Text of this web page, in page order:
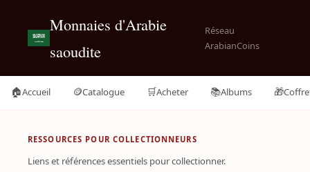
Monnaies d'Arabie
saoudite
Réseau
ArabianCoins
🏠Accueil 🪙Catalogue 🛒Acheter 📚Albums 🎁
RESSOURCES POUR COLLECTIONNEURS
Liens et références essentiels pour collectionner.